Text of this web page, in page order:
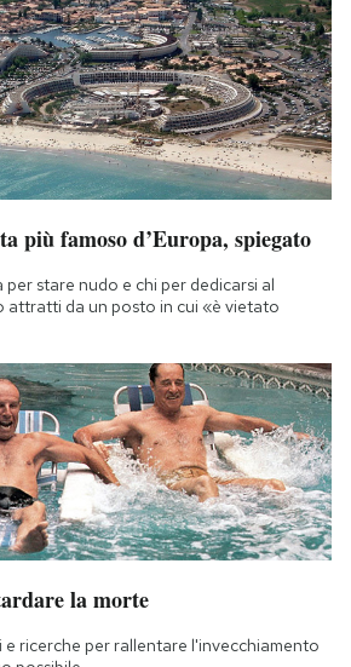
più famoso d’Europa, spiegato
per stare nudo e chi per dedicarsi al
attratti da un posto in cui «è vietato
la morte
ricerche per rallentare l'invecchiamento